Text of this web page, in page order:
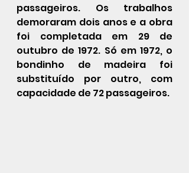
passageiros. Os trabalhos
demoraram dois anos e a obra
foi completada em 29 de
outubro de 1972. Só em 1972, o
bondinho de madeira foi
substituído por outro, com
capacidade de 72 passageiros.